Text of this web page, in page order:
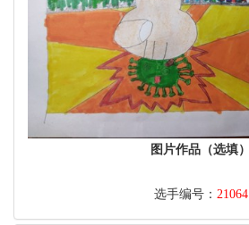
图片作品（选填）
选手编号： 21064